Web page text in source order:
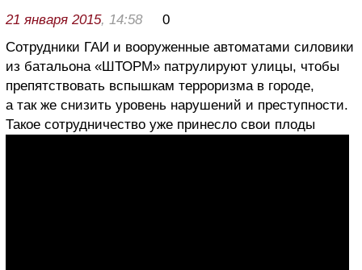
21 января 2015, 14:58
0
Сотрудники ГАИ и вооруженные автоматами силовики
из батальона «ШТОРМ» патрулируют улицы, чтобы
препятствовать вспышкам терроризма в городе,
а так же снизить уровень нарушений и преступности.
Такое сотрудничество уже принесло свои плоды